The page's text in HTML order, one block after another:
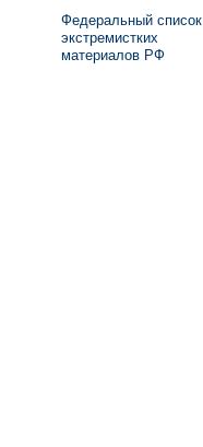
Федеральный список
экстремистких
материалов РФ